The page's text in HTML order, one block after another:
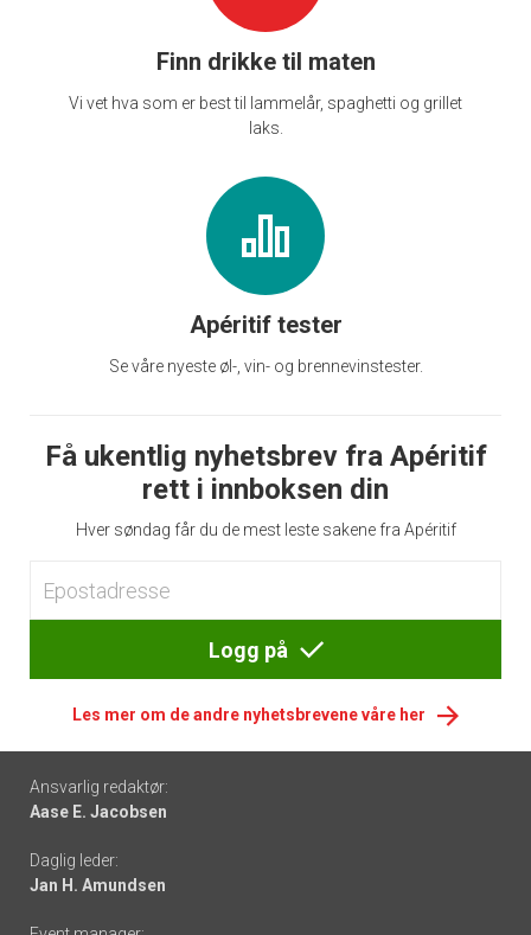
Finn drikke til maten
Vi vet hva som er best til lammelår, spaghetti og grillet
laks.
Apéritif tester
Se våre nyeste øl-, vin- og brennevinstester.
Få ukentlig nyhetsbrev fra Apéritif
rett i innboksen din
Hver søndag får du de mest leste sakene fra Apéritif
Logg på
Les mer om de andre nyhetsbrevene våre her
Footer
-
links
Ansvarlig redaktør:
Aase E. Jacobsen
Daglig leder:
Jan H. Amundsen